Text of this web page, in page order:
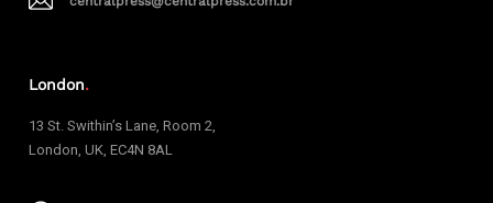
London.
13 St. Swithin’s Lane, Room 2,
London, UK, EC4N 8AL